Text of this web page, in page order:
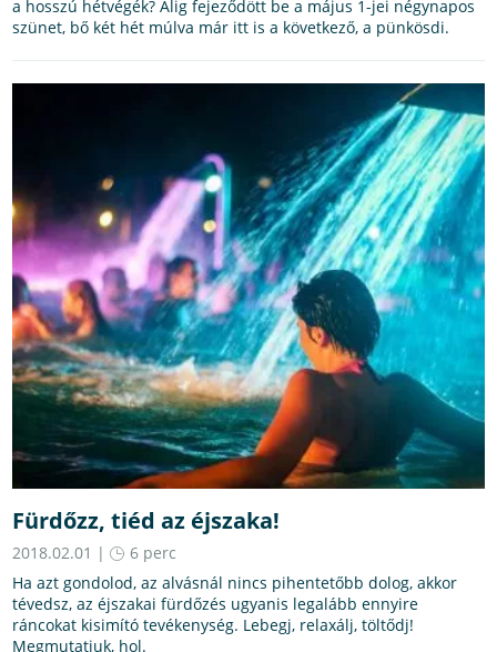
a hosszú hétvégék? Alig fejeződött be a május 1-jei négynapos
szünet, bő két hét múlva már itt is a következő, a pünkösdi.
Fürdőzz, tiéd az éjszaka!
2018.02.01 |
6 perc
Ha azt gondolod, az alvásnál nincs pihentetőbb dolog, akkor
tévedsz, az éjszakai fürdőzés ugyanis legalább ennyire
ráncokat kisimító tevékenység. Lebegj, relaxálj, töltődj!
Megmutatjuk, hol.